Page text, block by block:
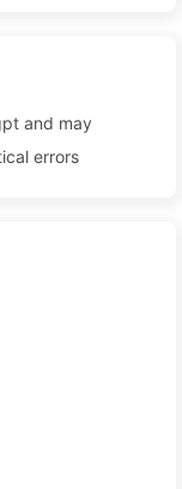
and may
errors